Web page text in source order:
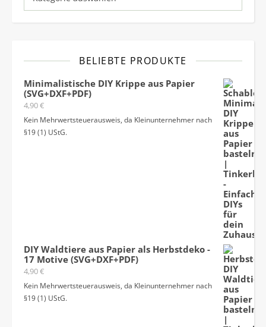
BELIEBTE PRODUKTE
Minimalistische DIY Krippe aus Papier
(SVG+DXF+PDF)
4,90€
Kein Mehrwertsteuerausweis, da Kleinunternehmer nach
§19 (1) UStG.
DIY Waldtiere aus Papier als Herbstdeko -
17 Motive (SVG+DXF+PDF)
4,90€
Kein Mehrwertsteuerausweis, da Kleinunternehmer nach
§19 (1) UStG.